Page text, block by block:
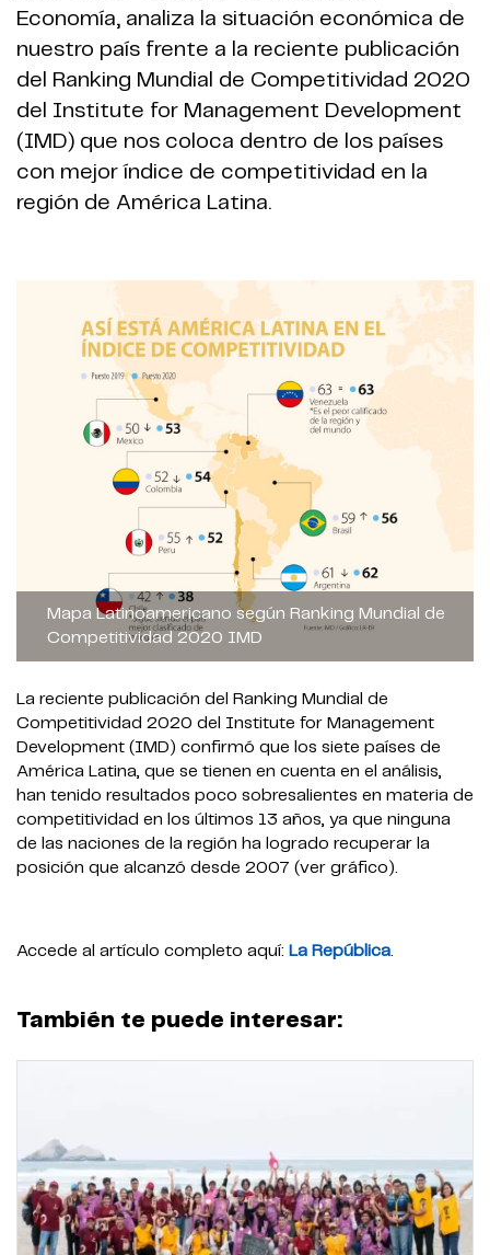
Economía, analiza la situación económica de
nuestro país frente a la reciente publicación
del Ranking Mundial de Competitividad 2020
del Institute for Management Development
(IMD) que nos coloca dentro de los países
con mejor índice de competitividad en la
región de América Latina.
Mapa Latinoamericano según Ranking Mundial de
Competitividad 2020 IMD
La reciente publicación del Ranking Mundial de
Competitividad 2020 del Institute for Management
Development (IMD) confirmó que los siete países de
América Latina, que se tienen en cuenta en el análisis,
han tenido resultados poco sobresalientes en materia de
competitividad en los últimos 13 años, ya que ninguna
de las naciones de la región ha logrado recuperar la
posición que alcanzó desde 2007 (ver gráfico).
Accede al artículo completo aquí: La República.
También te puede interesar: